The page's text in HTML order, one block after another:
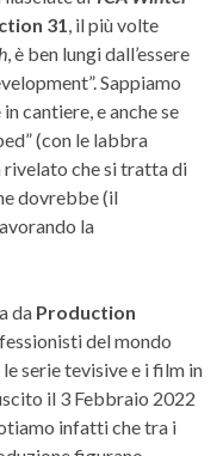
31 , il più volte
, è ben lungi dall’essere
Sappiamo
cantiere, e anche se
(con le labbra
rivelato che si tratta di
dovrebbe (il
la
da Production
del mondo
serie tevisive e i film in
il 3 Febbraio 2022
infatti che tra i